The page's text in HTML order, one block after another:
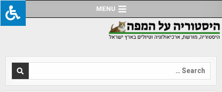
to
content
MENU
Search
for: